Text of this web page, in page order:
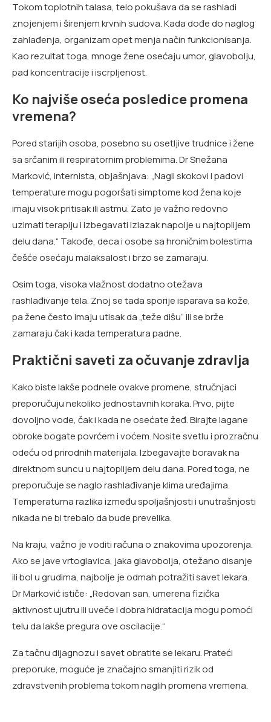
Tokom toplotnih talasa, telo pokušava da se rashladi
znojenjem i širenjem krvnih sudova. Kada dođe do naglog
zahlađenja, organizam opet menja način funkcionisanja.
Kao rezultat toga, mnoge žene osećaju umor, glavobolju,
pad koncentracije i iscrpljenost.
Ko najviše oseća posledice promena
vremena?
Pored starijih osoba, posebno su osetljive trudnice i žene
sa srčanim ili respiratornim problemima. Dr Snežana
Marković, internista, objašnjava: „Nagli skokovi i padovi
temperature mogu pogoršati simptome kod žena koje
imaju visok pritisak ili astmu. Zato je važno redovno
uzimati terapiju i izbegavati izlazak napolje u najtoplijem
delu dana.“ Takođe, deca i osobe sa hroničnim bolestima
češće osećaju malaksalost i brzo se zamaraju.
Osim toga, visoka vlažnost dodatno otežava
rashlađivanje tela. Znoj se tada sporije isparava sa kože,
pa žene često imaju utisak da „teže dišu“ ili se brže
zamaraju čak i kada temperatura padne.
Praktični saveti za očuvanje zdravlja
Kako biste lakše podnele ovakve promene, stručnjaci
preporučuju nekoliko jednostavnih koraka. Prvo, pijte
dovoljno vode, čak i kada ne osećate žeđ. Birajte lagane
obroke bogate povrćem i voćem. Nosite svetlu i prozračnu
odeću od prirodnih materijala. Izbegavajte boravak na
direktnom suncu u najtoplijem delu dana. Pored toga, ne
preporučuje se naglo rashlađivanje klima uređajima.
Temperaturna razlika između spoljašnjosti i unutrašnjosti
nikada ne bi trebalo da bude prevelika.
Na kraju, važno je voditi računa o znakovima upozorenja.
Ako se jave vrtoglavica, jaka glavobolja, otežano disanje
ili bol u grudima, najbolje je odmah potražiti savet lekara.
Dr Marković ističe: „Redovan san, umerena fizička
aktivnost ujutru ili uveče i dobra hidratacija mogu pomoći
telu da lakše pregura ove oscilacije.“
Za tačnu dijagnozu i savet obratite se lekaru. Prateći
preporuke, moguće je značajno smanjiti rizik od
zdravstvenih problema tokom naglih promena vremena.